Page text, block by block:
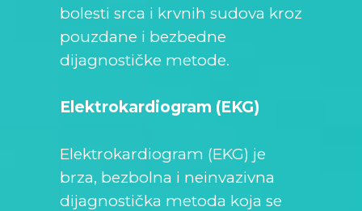
bolesti srca i krvnih sudova kroz
pouzdane i bezbedne
dijagnostičke metode.
Elektrokardiogram (EKG)
Elektrokardiogram (EKG) je
brza, bezbolna i neinvazivna
dijagnostička metoda koja se